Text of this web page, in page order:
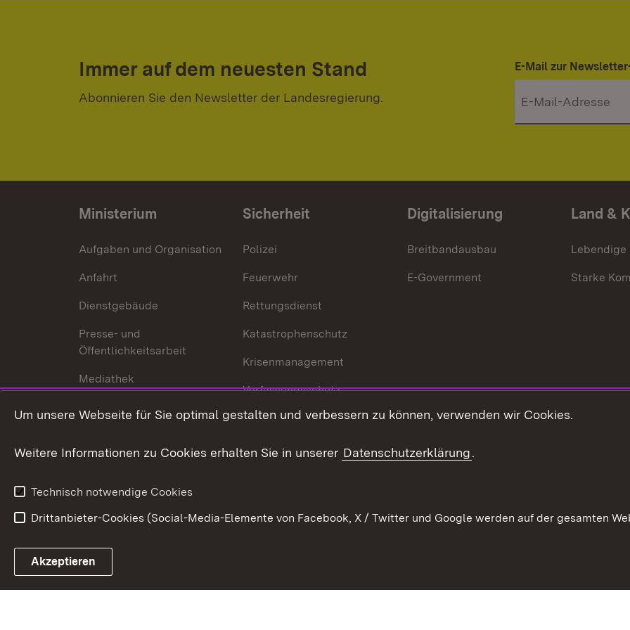
Immer auf dem neuesten Stand
Abonnieren Sie den Newsletter der Landesregierung.
E-Mail zur
Ministerium
Aufgaben und Organisation
Anfahrt
Dienstgebäude
Presse- und
Öffentlichkeitsarbeit
Mediathek
Publikationen
Sicherheit
Polizei
Feuerwehr
Rettungsdienst
Katastrophenschutz
Krisenmanagement
Verfassungsschutz
Datenschutz
Glücksspielrecht
Digitalisierung
Breitbandausbau
E-Government
Land &
Lebendige
Starke
Link zum Landesportal
Um unsere Webseite für Sie optimal gestalten und verbessern zu können, verwenden wir Cookies.
Weitere Informationen zu Cookies erhalten Sie in unserer Datenschutzerklärung.
Technisch notwendige Cookies
Drittanbieter-Cookies (Social-Media-Elemente von Facebook, X / Twitter und Google werden auf der gesamten
Akzeptieren